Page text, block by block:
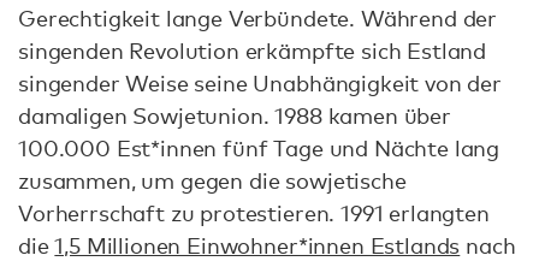
Gerechtigkeit lange Verbündete. Während der
singenden Revolution erkämpfte sich Estland
singender Weise seine Unabhängigkeit von der
damaligen Sowjetunion. 1988 kamen über
100.000 Est*innen fünf Tage und Nächte lang
zusammen, um gegen die sowjetische
Vorherrschaft zu protestieren. 1991 erlangten
die1,5 Millionen Einwohner*innen Estlands nach